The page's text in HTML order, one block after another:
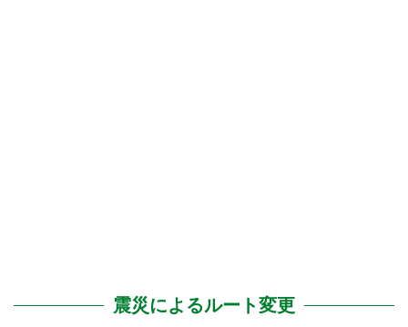
震災によるルート変更